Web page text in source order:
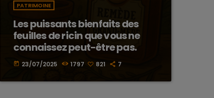
PATRIMOINE
Les puissants bienfaits des
feuilles de ricin que vous ne
connaissez peut-être pas.
today 23/07/2025 1797 821 7